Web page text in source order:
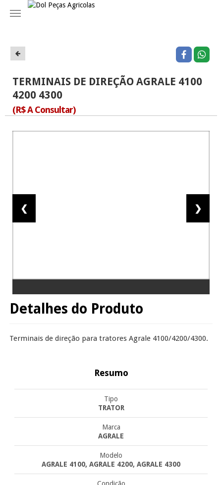
Navegação
TERMINAIS DE DIREÇÃO AGRALE 4100
4200 4300
(R$ A Consultar)
❮ ❯
Detalhes do Produto
Terminais de direção para tratores Agrale 4100/4200/4300.
Resumo
Tipo
TRATOR
Marca
AGRALE
Modelo
AGRALE 4100, AGRALE 4200, AGRALE 4300
Condição